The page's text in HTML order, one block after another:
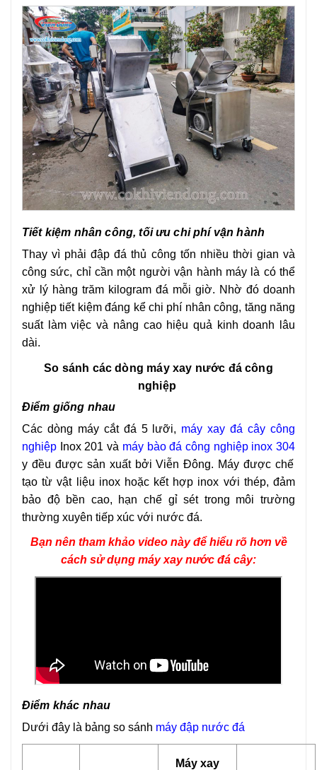
Tiết kiệm nhân công, tối ưu chi phí vận hành
Thay vì phải đập đá thủ công tốn nhiều thời gian và
công sức, chỉ cần một người vận hành máy là có thể
xử lý hàng trăm kilogram đá mỗi giờ. Nhờ đó doanh
nghiệp tiết kiệm đáng kể chi phí nhân công, tăng năng
suất làm việc và nâng cao hiệu quả kinh doanh lâu
dài.
So sánh các dòng máy xay nước đá công
nghiệp
Điểm giống nhau
Các dòng máy cắt đá 5 lưỡi, máy xay đá cây công
nghiệp Inox 201 và máy bào đá công nghiệp inox 304
y đều được sản xuất bởi Viễn Đông. Máy được chế
tạo từ vật liệu inox hoặc kết hợp inox với thép, đảm
bảo độ bền cao, hạn chế gỉ sét trong môi trường
thường xuyên tiếp xúc với nước đá.
Bạn nên tham khảo video này để hiểu rõ hơn về
cách sử dụng máy xay nước đá cây:
Điểm khác nhau
Dưới đây là bảng so sánh máy đập nước đá
Máy xay